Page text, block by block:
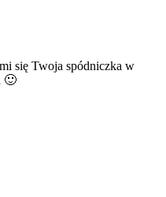
się Twoja spódniczka w
🙂